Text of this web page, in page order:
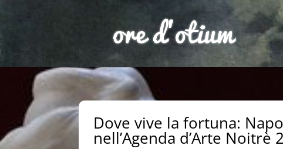
Dove vive la fortuna:
nell’Agenda d’Arte Noitrè